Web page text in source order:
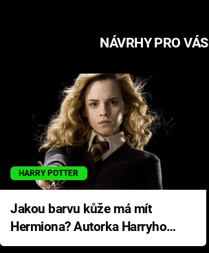
NÁVRHY PRO VÁS
HARRY POTTER
Jakou barvu kůže má mít
Hermiona? Autorka Harryho
Pottera přišla s ráznou